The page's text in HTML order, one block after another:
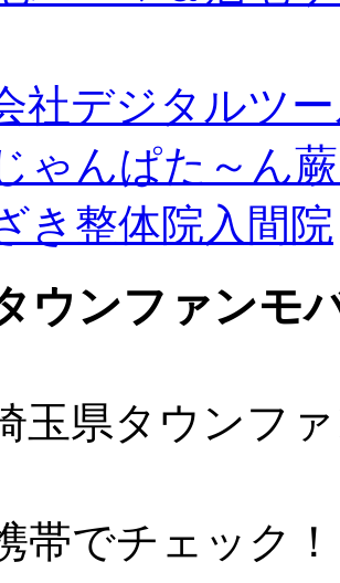
社デジタルツ
ゃんぱた～ん
き整体院入間院
ウンファンモ
玉県タウンフ
帯でチェック！